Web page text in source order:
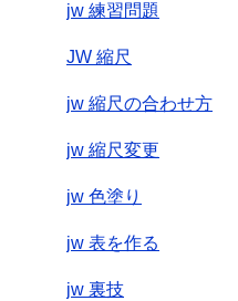
jw 練習問題
JW 縮尺
jw 縮尺の合わせ方
jw 縮尺変更
jw 色塗り
jw 表を作る
jw 裏技